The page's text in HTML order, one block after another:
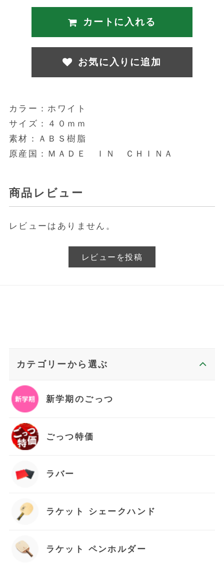
カートに入れる
お気に入りに追加
カラー：ホワイト
サイズ：４０ｍｍ
素材：ＡＢＳ樹脂
原産国：ＭＡＤＥ ＩＮ ＣＨＩＮＡ
商品レビュー
レビューはありません。
レビューを投稿
カテゴリーから選ぶ
新学期のごっつ
ごっつ特価
ラバー
ラケット シェークハンド
ラケット ペンホルダー